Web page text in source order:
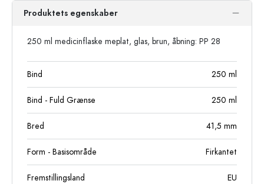
Produktets egenskaber
250 ml medicinflaske meplat, glas, brun, åbning: PP 28
Bind 250 ml
Bind - Fuld Grænse 250 ml
Bred 41,5 mm
Form - Basisområde Firkantet
Fremstillingsland EU